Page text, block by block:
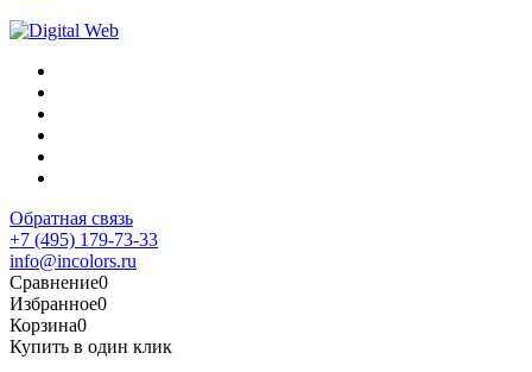
Обратная связь
+7 (495) 179-73-33
info@incolors.ru
Сравнение0
Избранное0
Корзина0
Купить в один клик